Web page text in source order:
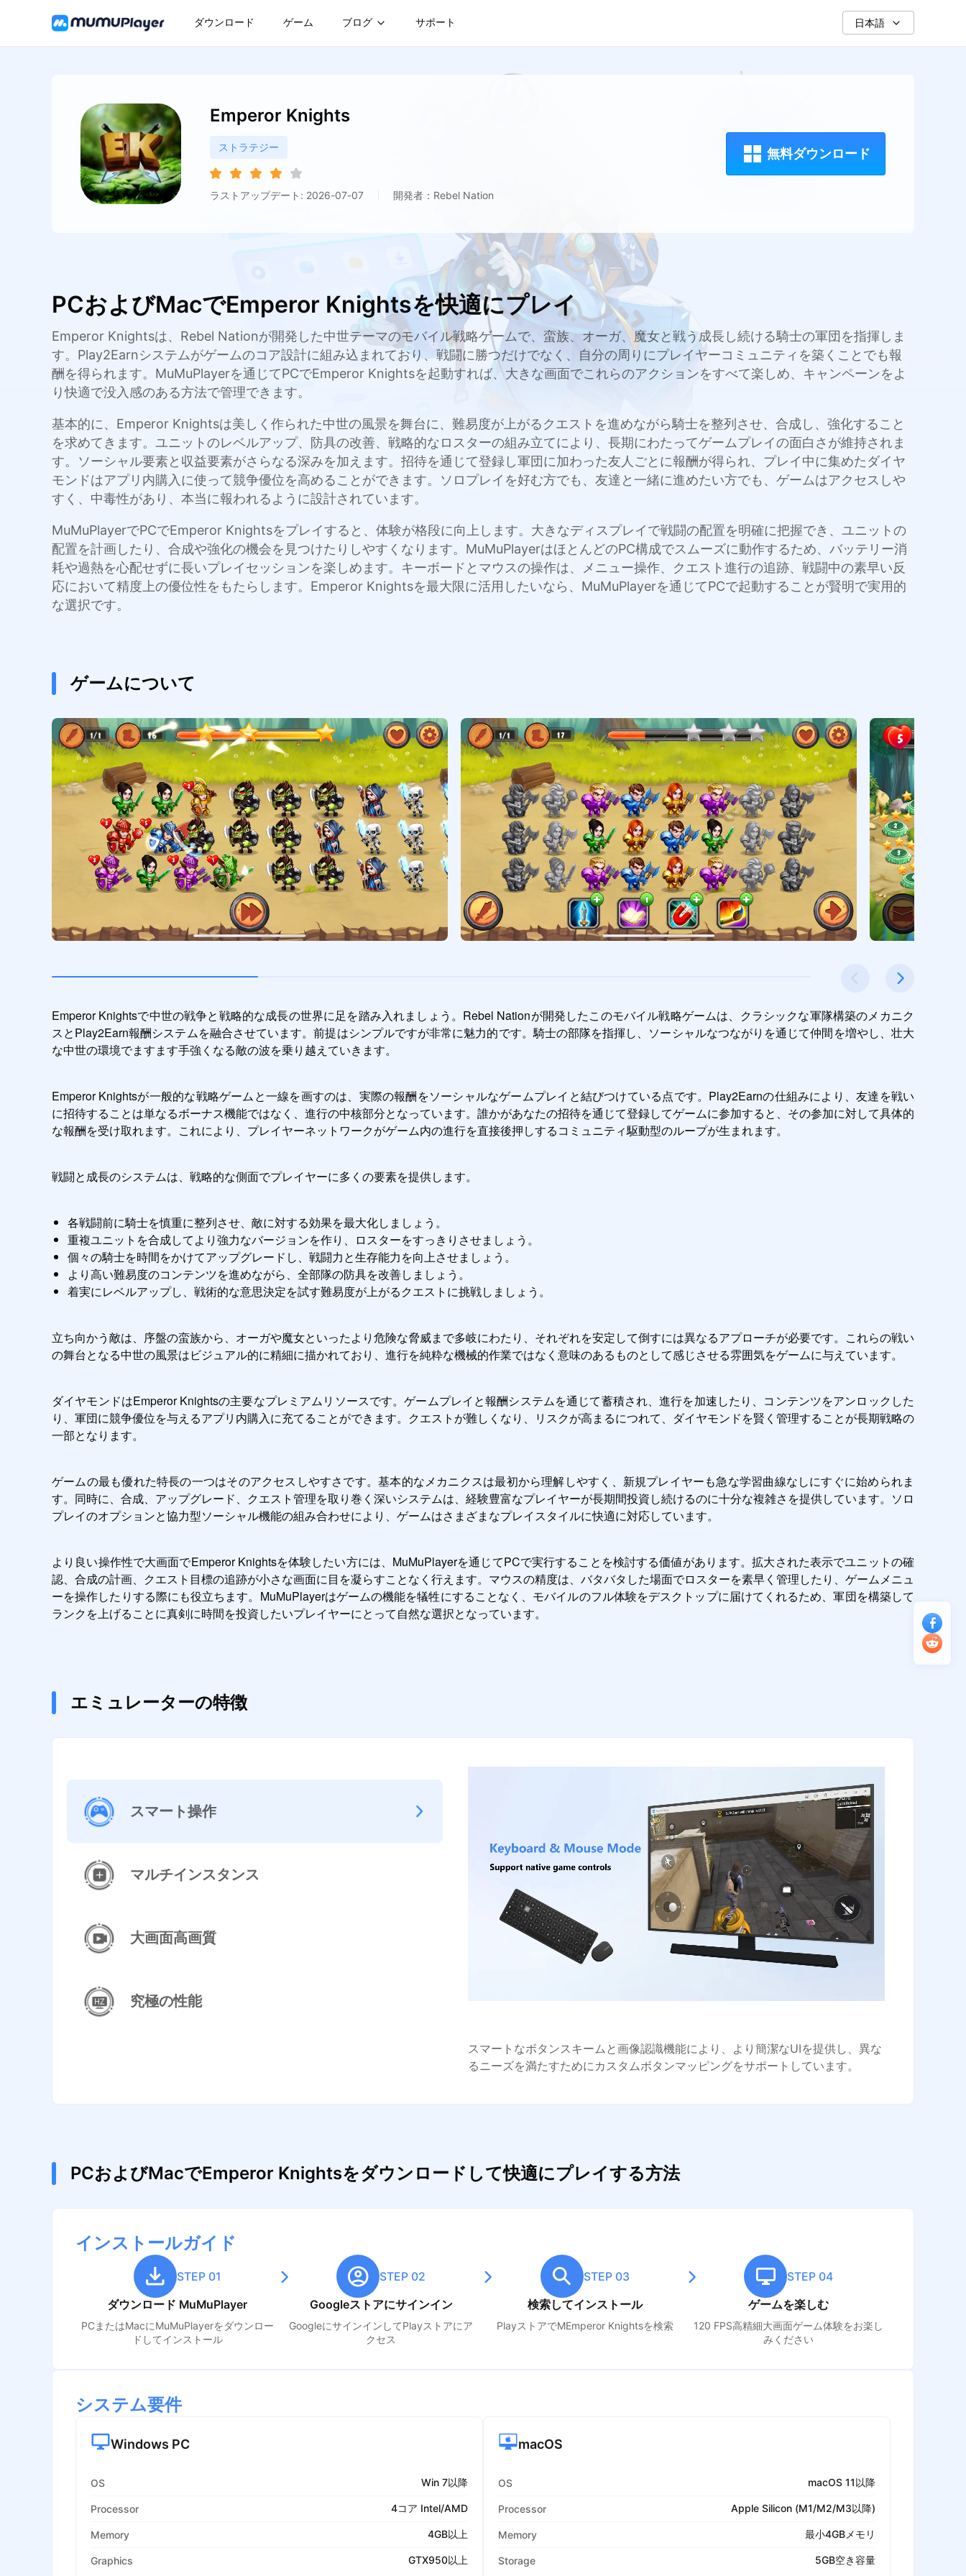
ダウンロード ゲーム ブログ サポート 日本語
Emperor Knights
ストラテジー
ラストアップデート: 2026-07-07 開発者：Rebel Nation
無料ダウンロード
PCおよびMacでEmperor Knightsを快適にプレイ
Emperor Knightsは、Rebel Nationが開発した中世テーマのモバイル戦略ゲームで、蛮族、オーガ、魔女と戦う成長し続ける騎士の軍団を指揮しま
す。Play2Earnシステムがゲームのコア設計に組み込まれており、戦闘に勝つだけでなく、自分の周りにプレイヤーコミュニティを築くことでも報
酬を得られます。MuMuPlayerを通じてPCでEmperor Knightsを起動すれば、大きな画面でこれらのアクションをすべて楽しめ、キャンペーンをよ
り快適で没入感のある方法で管理できます。
基本的に、Emperor Knightsは美しく作られた中世の風景を舞台に、難易度が上がるクエストを進めながら騎士を整列させ、合成し、強化すること
を求めてきます。ユニットのレベルアップ、防具の改善、戦略的なロスターの組み立てにより、長期にわたってゲームプレイの面白さが維持されま
す。ソーシャル要素と収益要素がさらなる深みを加えます。招待を通じて登録し軍団に加わった友人ごとに報酬が得られ、プレイ中に集めたダイヤ
モンドはアプリ内購入に使って競争優位を高めることができます。ソロプレイを好む方でも、友達と一緒に進めたい方でも、ゲームはアクセスしや
すく、中毒性があり、本当に報われるように設計されています。
MuMuPlayerでPCでEmperor Knightsをプレイすると、体験が格段に向上します。大きなディスプレイで戦闘の配置を明確に把握でき、ユニットの
配置を計画したり、合成や強化の機会を見つけたりしやすくなります。MuMuPlayerはほとんどのPC構成でスムーズに動作するため、バッテリー消
耗や過熱を心配せずに長いプレイセッションを楽しめます。キーボードとマウスの操作は、メニュー操作、クエスト進行の追跡、戦闘中の素早い反
応において精度上の優位性をもたらします。Emperor Knightsを最大限に活用したいなら、MuMuPlayerを通じてPCで起動することが賢明で実用的
な選択です。
ゲームについて
Emperor Knightsで中世の戦争と戦略的な成長の世界に足を踏み入れましょう。Rebel Nationが開発したこのモバイル戦略ゲームは、クラシックな軍隊構築のメカニク
スとPlay2Earn報酬システムを融合させています。前提はシンプルですが非常に魅力的です。騎士の部隊を指揮し、ソーシャルなつながりを通じて仲間を増やし、壮大
な中世の環境でますます手強くなる敵の波を乗り越えていきます。
Emperor Knightsが一般的な戦略ゲームと一線を画すのは、実際の報酬をソーシャルなゲームプレイと結びつけている点です。Play2Earnの仕組みにより、友達を戦い
に招待することは単なるボーナス機能ではなく、進行の中核部分となっています。誰かがあなたの招待を通じて登録してゲームに参加すると、その参加に対して具体的
な報酬を受け取れます。これにより、プレイヤーネットワークがゲーム内の進行を直接後押しするコミュニティ駆動型のループが生まれます。
戦闘と成長のシステムは、戦略的な側面でプレイヤーに多くの要素を提供します。
各戦闘前に騎士を慎重に整列させ、敵に対する効果を最大化しましょう。
重複ユニットを合成してより強力なバージョンを作り、ロスターをすっきりさせましょう。
個々の騎士を時間をかけてアップグレードし、戦闘力と生存能力を向上させましょう。
より高い難易度のコンテンツを進めながら、全部隊の防具を改善しましょう。
着実にレベルアップし、戦術的な意思決定を試す難易度が上がるクエストに挑戦しましょう。
立ち向かう敵は、序盤の蛮族から、オーガや魔女といったより危険な脅威まで多岐にわたり、それぞれを安定して倒すには異なるアプローチが必要です。これらの戦い
の舞台となる中世の風景はビジュアル的に精細に描かれており、進行を純粋な機械的作業ではなく意味のあるものとして感じさせる雰囲気をゲームに与えています。
ダイヤモンドはEmperor Knightsの主要なプレミアムリソースです。ゲームプレイと報酬システムを通じて蓄積され、進行を加速したり、コンテンツをアンロックした
り、軍団に競争優位を与えるアプリ内購入に充てることができます。クエストが難しくなり、リスクが高まるにつれて、ダイヤモンドを賢く管理することが長期戦略の
一部となります。
ゲームの最も優れた特長の一つはそのアクセスしやすさです。基本的なメカニクスは最初から理解しやすく、新規プレイヤーも急な学習曲線なしにすぐに始められま
す。同時に、合成、アップグレード、クエスト管理を取り巻く深いシステムは、経験豊富なプレイヤーが長期間投資し続けるのに十分な複雑さを提供しています。ソロ
プレイのオプションと協力型ソーシャル機能の組み合わせにより、ゲームはさまざまなプレイスタイルに快適に対応しています。
より良い操作性で大画面でEmperor Knightsを体験したい方には、MuMuPlayerを通じてPCで実行することを検討する価値があります。拡大された表示でユニットの確
認、合成の計画、クエスト目標の追跡が小さな画面に目を凝らすことなく行えます。マウスの精度は、バタバタした場面でロスターを素早く管理したり、ゲームメニュ
ーを操作したりする際にも役立ちます。MuMuPlayerはゲームの機能を犠牲にすることなく、モバイルのフル体験をデスクトップに届けてくれるため、軍団を構築して
ランクを上げることに真剣に時間を投資したいプレイヤーにとって自然な選択となっています。
エミュレーターの特徴
スマート操作
マルチインスタンス
大画面高画質
究極の性能
スマートなボタンスキームと画像認識機能により、より簡潔なUIを提供し、異な
るニーズを満たすためにカスタムボタンマッピングをサポートしています。
PCおよびMacでEmperor Knightsをダウンロードして快適にプレイする方法
インストールガイド
STEP 01
ダウンロード MuMuPlayer
PCまたはMacにMuMuPlayerをダウンロー
ドしてインストール
STEP 02
Googleストアにサインイン
GoogleにサインインしてPlayストアにア
クセス
STEP 03
検索してインストール
PlayストアでMEmperor Knightsを検索
STEP 04
ゲームを楽しむ
120 FPS高精細大画面ゲーム体験をお楽し
みください
システム要件
Windows PC
OS Win 7以降
Processor 4コア Intel/AMD
Memory 4GB以上
Graphics GTX950以上
macOS
OS macOS 11以降
Processor Apple Silicon (M1/M2/M3以降)
Memory 最小4GBメモリ
Storage 5GB空き容量